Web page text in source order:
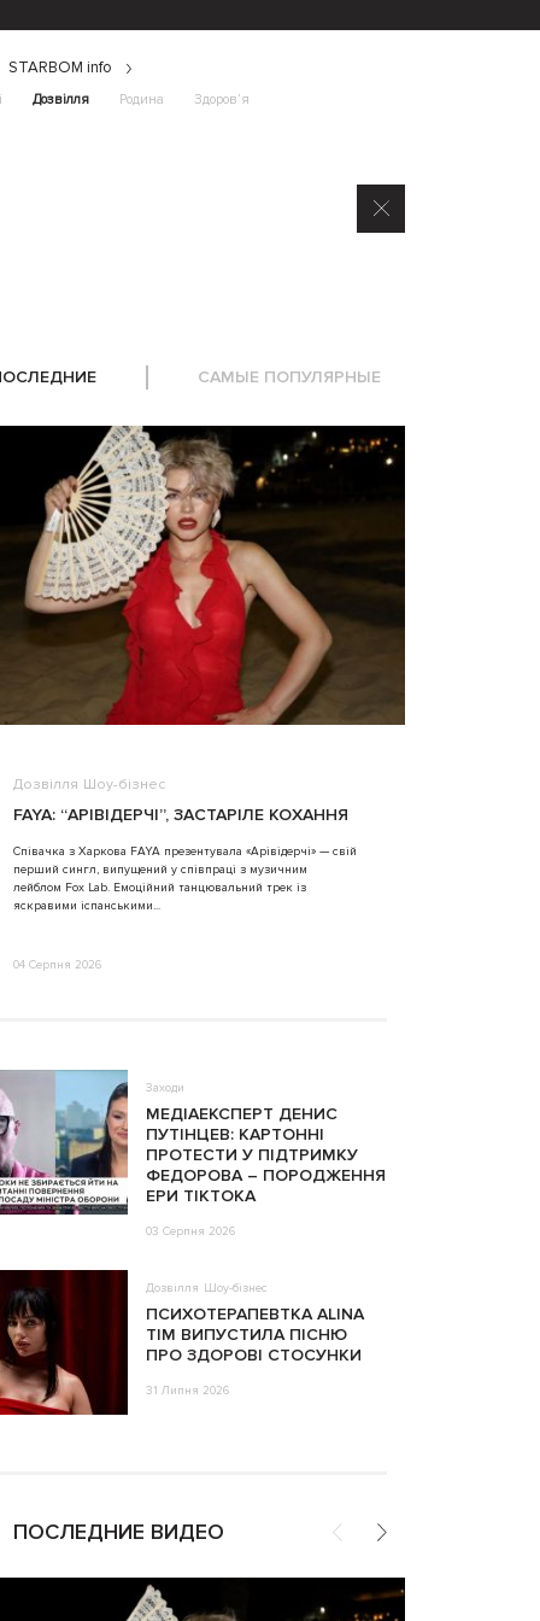
Дозвілля Родина Здоров’я
STARBOM info
САМЫЕ ПОПУЛЯРНЫЕ
Дозвілля Шоу-бізнес
FAYA: “АРІВІДЕРЧІ”, ЗАСТАРІЛЕ КОХАННЯ
Співачка з Харкова FAYA презентувала «Арівідерчі» — свій
перший сингл, випущений у співпраці з музичним
лейблом Fox Lab. Емоційний танцювальний трек із
яскравими іспанськими...
04 Серпня 2026
Заходи
МЕДІАЕКСПЕРТ ДЕНИС
ПУТІНЦЕВ: КАРТОННІ
ПРОТЕСТИ У ПІДТРИМКУ
ФЕДОРОВА – ПОРОДЖЕННЯ
ЕРИ ТІКТОКА
03 Серпня 2026
Дозвілля Шоу-бізнес
ПСИХОТЕРАПЕВТКА ALINA
TIM ВИПУСТИЛА ПІСНЮ
ПРО ЗДОРОВІ СТОСУНКИ
31 Липня 2026
ПОСЛЕДНИЕ ВИДЕО